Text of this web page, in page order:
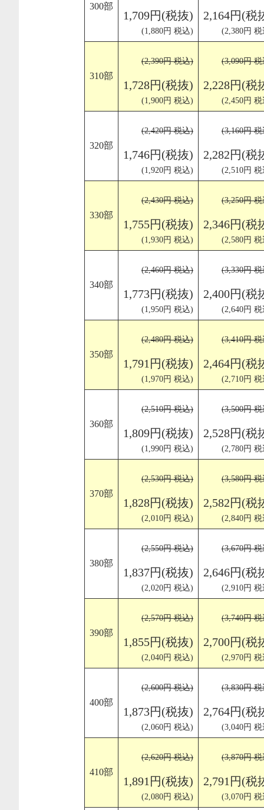
300部
1,709円(税抜)
(1,880円 税込)
2,164円(税
(2,380円
310部
(2,390円 税込)
1,728円(税抜)
(1,900円 税込)
(3,090円
2,228円(税
(2,450円
320部
(2,420円 税込)
1,746円(税抜)
(1,920円 税込)
(3,160円
2,282円(税
(2,510円
330部
(2,430円 税込)
1,755円(税抜)
(1,930円 税込)
(3,250円
2,346円(税
(2,580円
340部
(2,460円 税込)
1,773円(税抜)
(1,950円 税込)
(3,330円
2,400円(税
(2,640円
350部
(2,480円 税込)
1,791円(税抜)
(1,970円 税込)
(3,410円
2,464円(税
(2,710円
360部
(2,510円 税込)
1,809円(税抜)
(1,990円 税込)
(3,500円
2,528円(税
(2,780円
370部
(2,530円 税込)
1,828円(税抜)
(2,010円 税込)
(3,580円
2,582円(税
(2,840円
380部
(2,550円 税込)
1,837円(税抜)
(2,020円 税込)
(3,670円
2,646円(税
(2,910円
390部
(2,570円 税込)
1,855円(税抜)
(2,040円 税込)
(3,740円
2,700円(税
(2,970円
400部
(2,600円 税込)
1,873円(税抜)
(2,060円 税込)
(3,830円
2,764円(税
(3,040円
410部
(2,620円 税込)
1,891円(税抜)
(2,080円 税込)
(3,870円
2,791円(税
(3,070円